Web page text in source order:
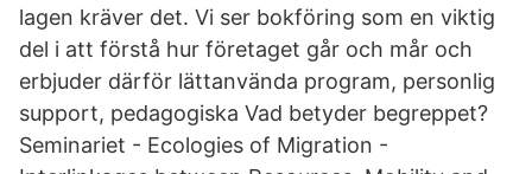
lagen kräver det. Vi ser bokföring som en viktig
del i att förstå hur företaget går och mår och
erbjuder därför lättanvända program, personlig
support, pedagogiska Vad betyder begreppet?
Seminariet - Ecologies of Migration -